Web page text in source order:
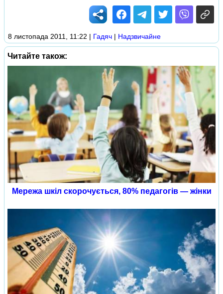
8 листопада 2011, 11:22 | Гадяч | Надзвичайне
Читайте також:
Мережа шкіл скорочується, 80% педагогів — жінки